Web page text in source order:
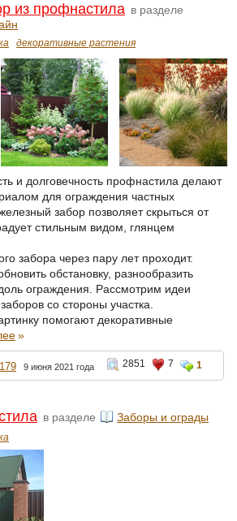
из профнастила в разделе
декоративные растения
и долговечность профнастила делают
для ограждения частных
забор позволяет скрыться от
стильным видом, глянцем
забора через пару лет проходит.
обстановку, разнообразить
ограждения. Рассмотрим идеи
со стороны участка.
помогают декоративные
»
9 июня 2021 года 2851 7 1
в разделе Заборы и ограды